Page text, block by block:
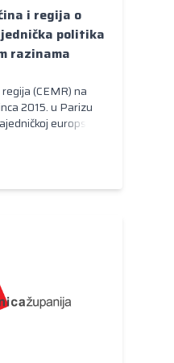
i regija o
politika
razinama
(CEMR) na
2015. u Parizu
europskoj